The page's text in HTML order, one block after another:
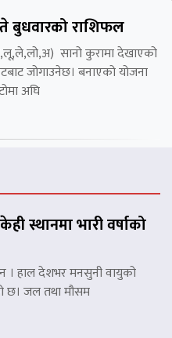
राशिफल
सानो कुरामा देखाएको
जोगाउनेछ। बनाएको योजना
अघि
स्थानमा भारी वर्षाको
। हाल देशभर मनसुनी वायुको
छ। जल तथा मौसम